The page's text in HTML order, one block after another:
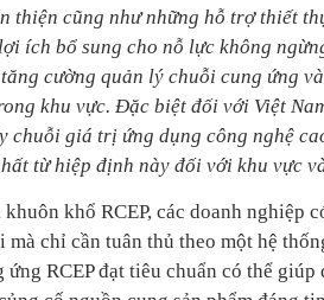
thiện cũng như những hỗ trợ thiết
ích bổ sung cho nỗ lực không
cường quản lý chuỗi cung ứng
khu vực. Đặc biệt đối với Việt
chuỗi giá trị ứng dụng công nghệ
từ ​​hiệp định này đối với khu vực
khổ RCEP, các doanh nghiệp
mà chỉ cần tuân thủ theo một hệ
ứng RCEP đạt tiêu chuẩn có thể